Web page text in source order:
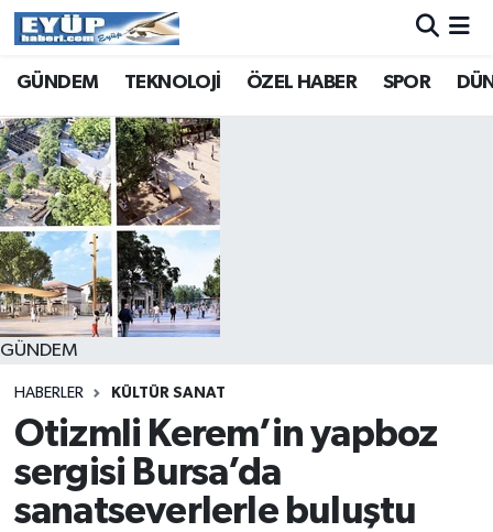
GÜNDEM TEKNOLOJİ ÖZEL HABER SPOR
GÜNDEM
HABERLER KÜLTÜR SANAT
Otizmli Kerem’in yapboz
sergisi Bursa’da
sanatseverlerle buluştu